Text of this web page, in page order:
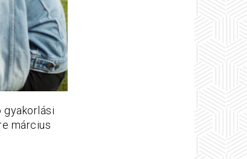
gyakorlási
március